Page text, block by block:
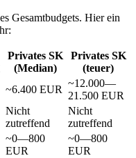
Gesamtbudgets. Hier ein
Privates SK
(Median)
Privates SK
(teuer)
~6.400 EUR
~12.000—
21.500 EUR
Nicht
zutreffend
Nicht
zutreffend
~0—800
EUR
~0—800
EUR